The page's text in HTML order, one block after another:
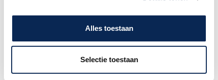
Alles toestaan
Selectie toestaan
• Matching headstock
• Binding op body, hals en kopplaat
• Toets radius: 254 mm (10")
• Topkambreedte: 42,9 mm (1,69")
• 24 Frets